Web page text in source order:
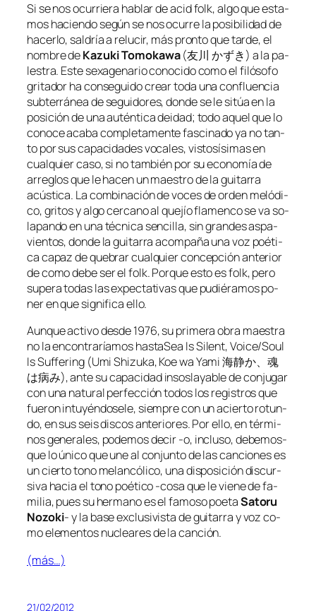
Si se nos ocu­rrie­ra ha­blar deacid folk, al­go que es­ta­
mos ha­cien­do se­gún se nos ocu­rre la po­si­bi­li­dad de
ha­cer­lo, sal­dría a re­lu­cir, más pron­to que tar­de, el
nom­bre deKazuki Tomokawa(友川 かずき) a la pa­
les­tra. Este se­xa­ge­na­rio co­no­ci­do co­moel fi­ló­so­fo
gri­ta­dorha con­se­gui­do crear to­da una con­fluen­cia
sub­te­rrá­nea de se­gui­do­res, don­de se le si­túa en la
po­si­ción de una au­tén­ti­ca dei­dad; to­do aquel que lo
co­no­ce aca­ba com­ple­ta­men­te fas­ci­na­do ya no tan­
to por sus ca­pa­ci­da­des vo­ca­les, vis­to­sí­si­mas en
cual­quier ca­so, si no tam­bién por su eco­no­mía de
arre­glos que le ha­cen un maes­tro de la gui­ta­rra
acús­ti­ca. La com­bi­na­ción de vo­ces de or­den me­ló­di­
co, gri­tos y al­go cer­cano al que­jío fla­men­co se va so­
la­pan­do en una téc­ni­ca sen­ci­lla, sin gran­des as­pa­
vien­tos, don­de la gui­ta­rra acom­pa­ña una voz poé­ti­
ca ca­paz de que­brar cual­quier con­cep­ción an­te­rior
de co­mo de­be ser elfolk. Porque es­to esfolk, pe­ro
su­pera to­das las ex­pec­ta­ti­vas que pu­dié­ra­mos po­
ner en que sig­ni­fi­ca ello.
Aunque ac­ti­vo des­de 1976, su pri­me­ra obra maes­tra
no la en­con­tra­ría­mos has­taSea Is Silent, Voice/Soul
Is Suffering(Umi Shizuka, Koe wa Yami 海静か、魂
は病み), an­te su ca­pa­ci­dad in­sos­la­ya­ble de con­ju­gar
con una na­tu­ral per­fec­ción to­dos los re­gis­tros que
fue­ron in­tu­yén­do­se­le, siem­pre con un acier­to ro­tun­
do, en sus seis dis­cos an­te­rio­res. Por ello, en tér­mi­
nos ge­ne­ra­les, po­de­mos de­cir ‑o, in­clu­so, debemos-
que lo úni­co que une al con­jun­to de las can­cio­nes es
un cier­to tono me­lan­có­li­co, una dis­po­si­ción dis­cur­
si­va ha­cia el tono poé­ti­co ‑co­sa que le vie­ne de fa­
mi­lia, pues su her­mano es el fa­mo­so poe­taSatoru
Nozoki- y la ba­se ex­clu­si­vis­ta de gui­ta­rra y voz co­
mo ele­men­tos nu­clea­res de la canción.
(más…)
21/02/2012